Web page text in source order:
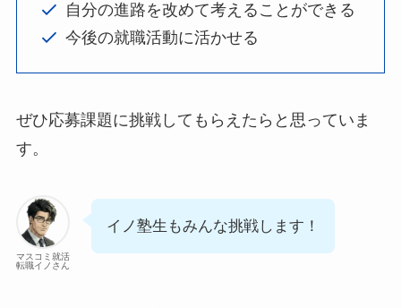
自分の進路を改めて考えることができる
今後の就職活動に活かせる
ぜひ応募課題に挑戦してもらえたらと思っていま
す。
マスコミ就活
転職イノさん
イノ塾生もみんな挑戦します！